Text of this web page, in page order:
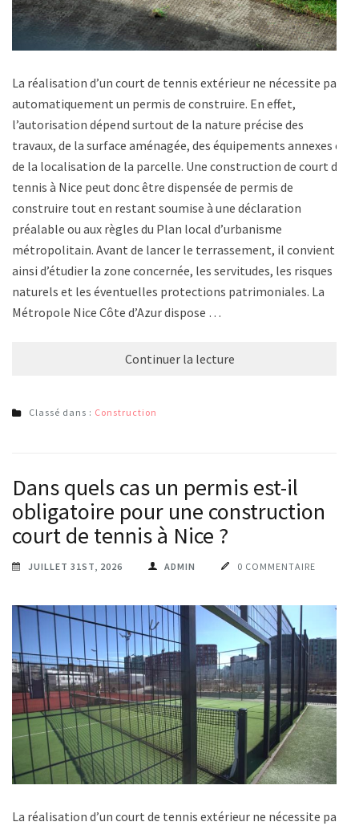
La réalisation d’un court de tennis extérieur ne nécessite pas
automatiquement un permis de construire. En effet,
l’autorisation dépend surtout de la nature précise des
travaux, de la surface aménagée, des équipements annexes et
de la localisation de la parcelle. Une construction de court de
tennis à Nice peut donc être dispensée de permis de
construire tout en restant soumise à une déclaration
préalable ou aux règles du Plan local d’urbanisme
métropolitain. Avant de lancer le terrassement, il convient
ainsi d’étudier la zone concernée, les servitudes, les risques
naturels et les éventuelles protections patrimoniales. La
Métropole Nice Côte d’Azur dispose …
Continuer la lecture
Classé dans : Construction
Dans quels cas un permis est-il
obligatoire pour une construction
court de tennis à Nice ?
JUILLET 31ST, 2026 ADMIN 0 COMMENTAIRE
La réalisation d’un court de tennis extérieur ne nécessite pas